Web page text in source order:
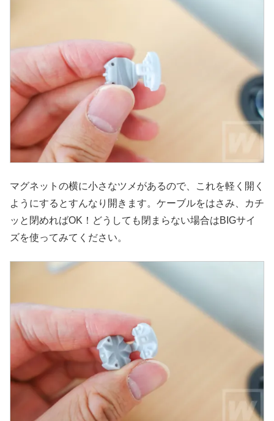
マグネットの横に小さなツメがあるので、これを軽く開く
ようにするとすんなり開きます。ケーブルをはさみ、カチ
ッと閉めればOK！どうしても閉まらない場合はBIGサイ
ズを使ってみてください。